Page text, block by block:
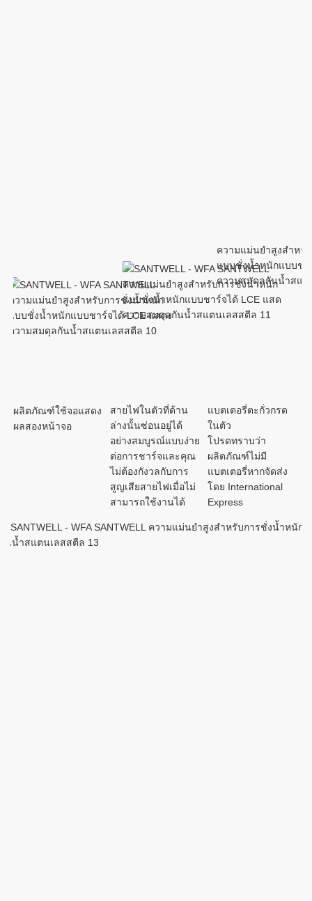
ผลิตภัณฑ์ใช้จอแสดง
สายไฟในตัวที่ด้าน
ล่างนั้นซ่อนอยู่ได้
อย่างสมบูรณ์แบบง่าย
ต่อการชาร์จและคุณ
ไม่ต้องกังวลกับการ
สูญเสียสายไฟเมื่อไม่
แบตเตอรี่ตะกั่วกรด
ในตัว
โปรดทราบว่า
ผลิตภัณฑ์ไม่มี
แบตเตอรี่หากจัดส่ง
โดย International
Express